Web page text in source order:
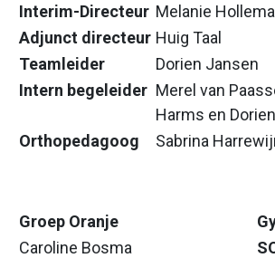
Interim-Directeur Melanie
Adjunct directeur Huig Taal
Teamleider
Dorien Jansen
Intern begeleider Merel van
Harms en
Orthopedagoog
Sabrina
Groep Oranje
Caroline Bosma